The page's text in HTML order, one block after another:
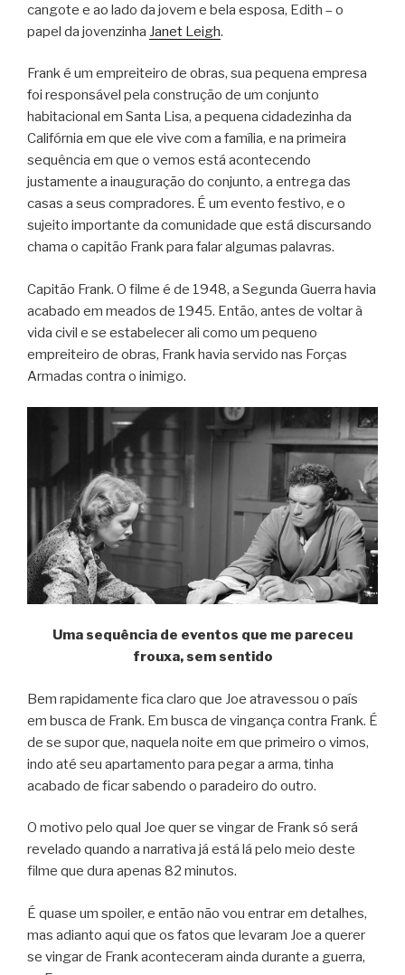
cangote e ao lado da jovem e bela esposa, Edith – o
papel da jovenzinha Janet Leigh.
Frank é um empreiteiro de obras, sua pequena empresa
foi responsável pela construção de um conjunto
habitacional em Santa Lisa, a pequena cidadezinha da
Califórnia em que ele vive com a família, e na primeira
sequência em que o vemos está acontecendo
justamente a inauguração do conjunto, a entrega das
casas a seus compradores. É um evento festivo, e o
sujeito importante da comunidade que está discursando
chama o capitão Frank para falar algumas palavras.
Capitão Frank. O filme é de 1948, a Segunda Guerra havia
acabado em meados de 1945. Então, antes de voltar à
vida civil e se estabelecer ali como um pequeno
empreiteiro de obras, Frank havia servido nas Forças
Armadas contra o inimigo.
Uma sequência de eventos que me pareceu
frouxa, sem sentido
Bem rapidamente fica claro que Joe atravessou o país
em busca de Frank. Em busca de vingança contra Frank. É
de se supor que, naquela noite em que primeiro o vimos,
indo até seu apartamento para pegar a arma, tinha
acabado de ficar sabendo o paradeiro do outro.
O motivo pelo qual Joe quer se vingar de Frank só será
revelado quando a narrativa já está lá pelo meio deste
filme que dura apenas 82 minutos.
É quase um spoiler, e então não vou entrar em detalhes,
mas adianto aqui que os fatos que levaram Joe a querer
se vingar de Frank aconteceram ainda durante a guerra,